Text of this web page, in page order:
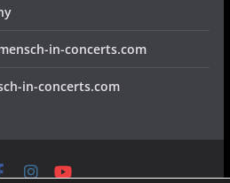
in-concerts.com
in-concerts.com